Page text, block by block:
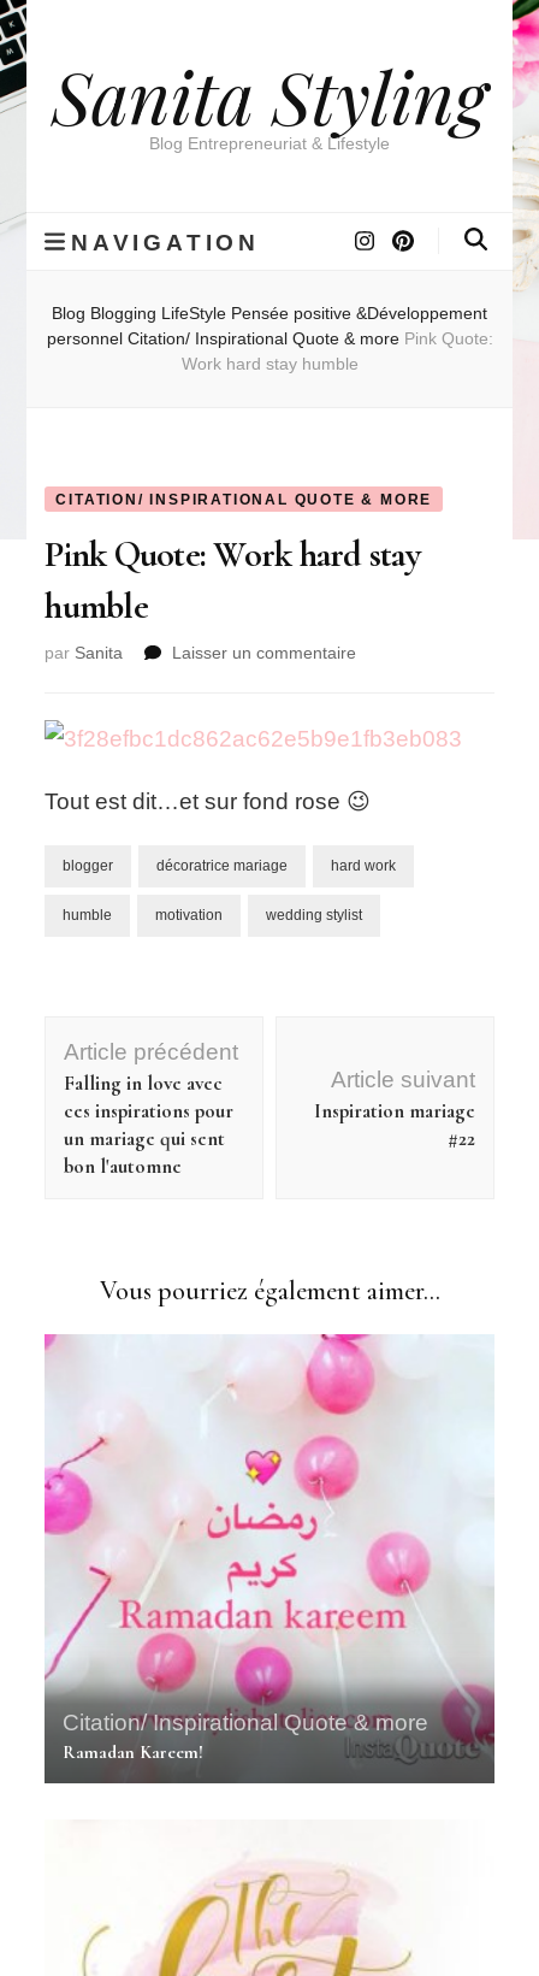
Sanita Styling
Blog Entrepreneuriat & Lifestyle
NAVIGATION
Blog Blogging LifeStyle Pensée positive &Développement
personnel Citation/ Inspirational Quote & more Pink Quote:
Work hard stay humble
CITATION/ INSPIRATIONAL QUOTE & MORE
Pink Quote: Work hard stay
humble
par Sanita Laisser un commentaire
Work
hard
humble
Tout est dit…et sur fond rose 😉
blogger décoratrice mariage hard work
humble motivation wedding stylist
Navigation
d'article
Article précédent
Falling in love avec
ces inspirations pour
un mariage qui sent
bon l'automne
Article suivant
Inspiration mariage
#22
Vous pourriez également aimer...
Citation/ Inspirational Quote & more
Ramadan Kareem!